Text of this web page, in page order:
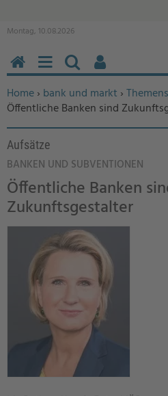
Montag, 10.08.2026
Sie befinden sich hier:
Home› bank und markt ›
Öffentliche Banken sind
Aufsätze
BANKEN UND SUBVENTIONEN
Öffentliche Banken
Zukunftsgestalter
HOMEMENÜSUCHEN